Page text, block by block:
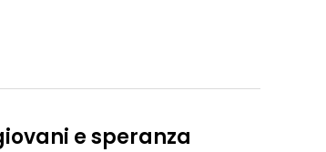
e speranza